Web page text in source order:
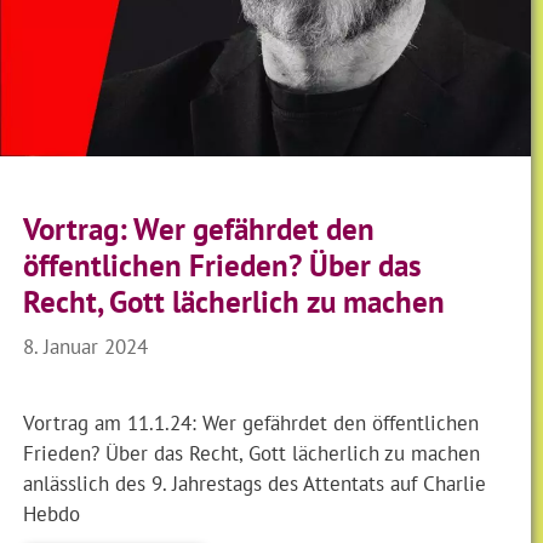
Vortrag: Wer gefährdet den
öffentlichen Frieden? Über das
Recht, Gott lächerlich zu machen
8. Januar 2024
Vortrag am 11.1.24: Wer gefährdet den öffentlichen
Frieden? Über das Recht, Gott lächerlich zu machen
anlässlich des 9. Jahrestags des Attentats auf Charlie
Hebdo